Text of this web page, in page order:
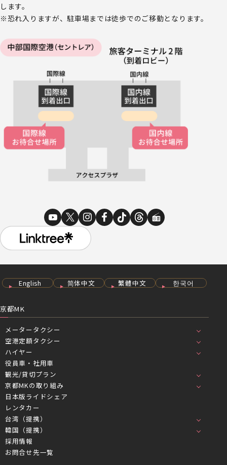
します。
※恐れ入りますが、駐車場までは徒歩でのご移動となります。
English 简体中文 繁體中文 한국어
京都MK
メータータクシー
空港定額タクシー
ハイヤー
役員車・社用車
観光/貸切プラン
京都MKの取り組み
日本版ライドシェア
レンタカー
台湾（提携）
韓国（提携）
採用情報
お問合せ先一覧